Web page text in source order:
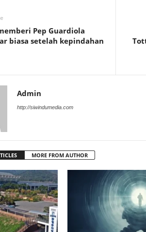
Pep Guardiola
biasa setelah kepindahan
Admin
http://siwindumedia.com
MORE FROM AUTHOR